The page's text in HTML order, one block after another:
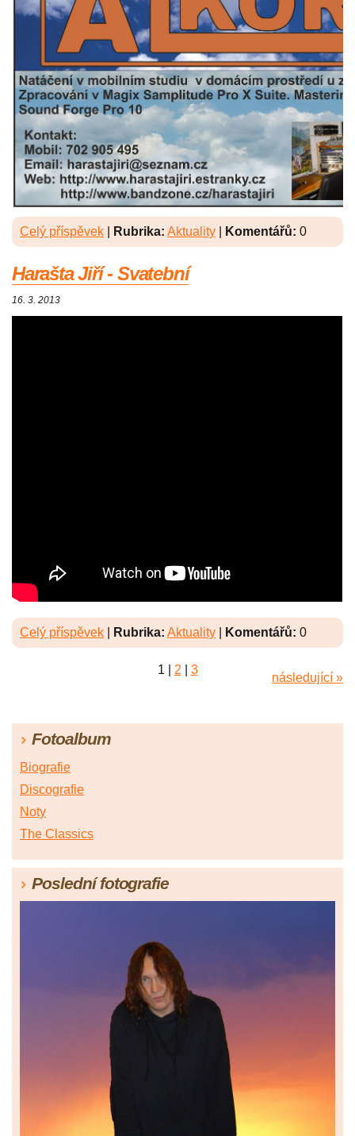
Celý příspěvek Rubrika: Aktuality Komentářů: 0
Harašta Jiří - Svatební
16. 3. 2013
Celý příspěvek Rubrika: Aktuality Komentářů: 0
1 2 3
následující »
Fotoalbum
Biografie
Discografie
Noty
The Classics
Poslední fotografie